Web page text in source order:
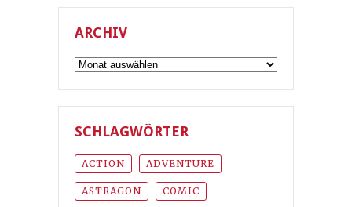
ARCHIV
Archiv
SCHLAGWÖRTER
ACTION ADVENTURE
ASTRAGON COMIC